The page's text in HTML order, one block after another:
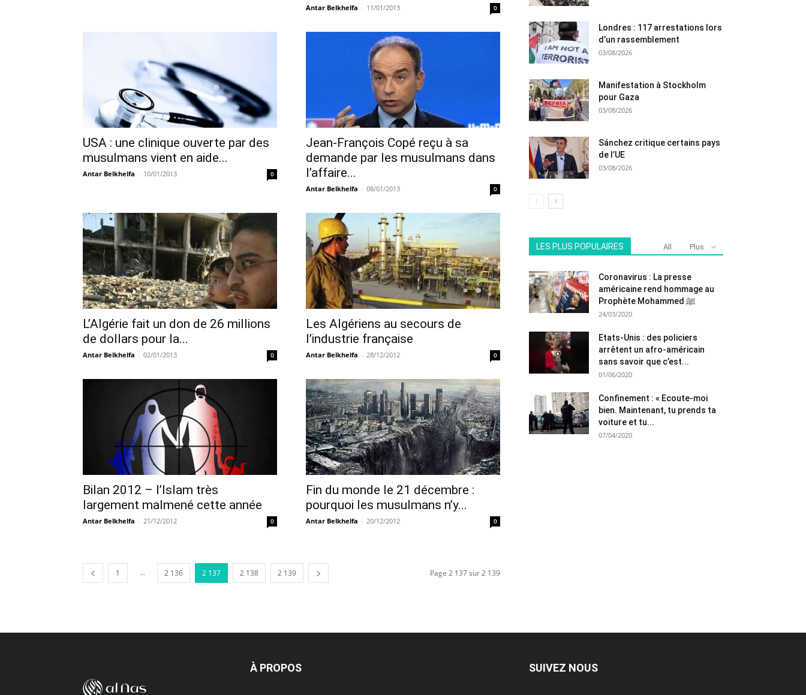
Antar Belkhelfa - 11/01/2013 0
USA : une clinique ouverte par des
musulmans vient en aide...
Antar Belkhelfa - 10/01/2013 0
Jean-François Copé reçu à sa
demande par les musulmans dans
l’affaire...
Antar Belkhelfa - 08/01/2013 0
L’Algérie fait un don de 26 millions
de dollars pour la...
Antar Belkhelfa - 02/01/2013 0
Les Algériens au secours de
l’industrie française
Antar Belkhelfa - 28/12/2012 0
Bilan 2012 – l’Islam très
largement malmené cette année
Antar Belkhelfa - 21/12/2012 0
Fin du monde le 21 décembre :
pourquoi les musulmans n’y...
Antar Belkhelfa - 20/12/2012 0
1 ... 2 136 2 137 2 138 2 139 Page 2 137 sur 2 139
Londres : 117 arrestations lors
d’un rassemblement
03/08/2026
Manifestation à Stockholm
pour Gaza
03/08/2026
Sánchez critique certains pays
de l’UE
03/08/2026
LES PLUS POPULAIRES All Plus
Coronavirus : La presse
américaine rend hommage au
Prophète Mohammed ﷺ
24/03/2020
Etats-Unis : des policiers
arrêtent un afro-américain
sans savoir que c’est...
01/06/2020
Confinement : « Ecoute-moi
bien. Maintenant, tu prends ta
voiture et tu...
07/04/2020
À PROPOS SUIVEZ NOUS